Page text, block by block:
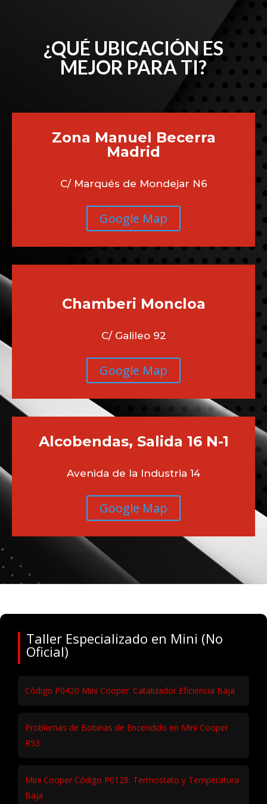
¿QUÉ UBICACIÓN ES
MEJOR PARA TI?
Zona Manuel Becerra
Madrid
C/ Marqués de Mondejar N6
Google Map
Chamberi Moncloa
C/ Galileo 92
Google Map
Alcobendas, Salida 16 N-1
Avenida de la Industria 14
Google Map
Taller Especializado en Mini (No
Oficial)
Código P0420 Mini Cooper: Catalizador Eficiencia Baja
Problemas de Bobinas de Encendido en Mini Cooper
R53
Mini Cooper Código P0128: Termostato y Temperatura
Baja